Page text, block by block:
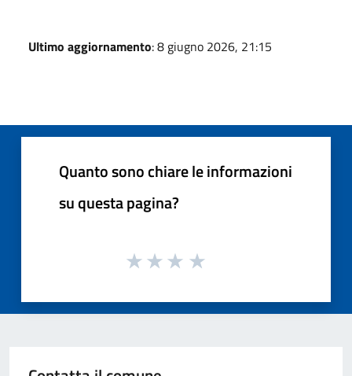
Ultimo aggiornamento: 8 giugno 2026, 21:15
Quanto sono chiare le informazioni
su questa pagina?